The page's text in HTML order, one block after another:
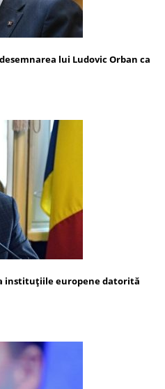
lui Ludovic Orban ca
instituțiile europene datorită